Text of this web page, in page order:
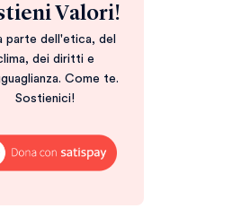
Valori!
parte dell'etica, del
dei diritti e
Come te.
Sostienici!